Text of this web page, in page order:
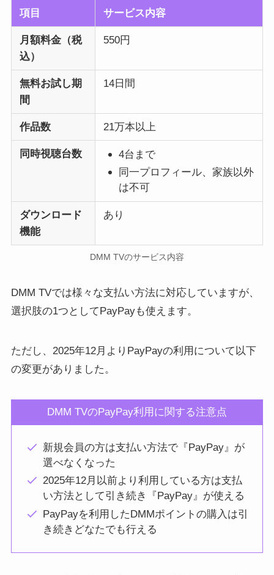
項目 サービス内容
月額料金（税
込）
550円
無料お試し期
間
14日間
作品数 21万本以上
同時視聴台数
4台まで
同一プロフィール、家族以外
は不可
ダウンロード
機能
あり
DMM TVのサービス内容
DMM TVでは様々な支払い方法に対応していますが、
選択肢の1つとしてPayPayも使えます。
ただし、2025年12月よりPayPayの利用について以下
の変更がありました。
DMM TVのPayPay利用に関する注意点
新規会員の方は支払い方法で『PayPay』が
選べなくなった
2025年12月以前より利用している方は支払
い方法として引き続き『PayPay』が使える
PayPayを利用したDMMポイントの購入は引
き続きどなたでも行える